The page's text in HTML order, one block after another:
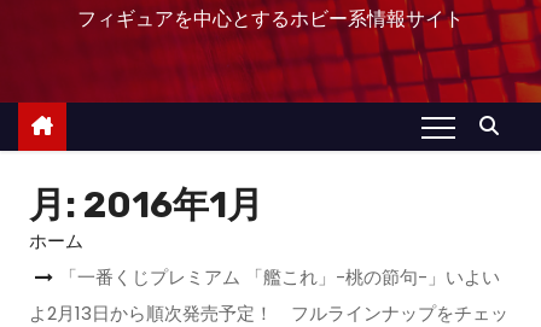
フィギュアを中心とするホビー系情報サイト
月: 2016年1月
ホーム
「一番くじプレミアム 「艦これ」-桃の節句-」いよい
よ2月13日から順次発売予定！ フルラインナップをチェッ